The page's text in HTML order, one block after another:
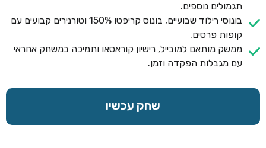
תגמולים נוספים.
בונוסי רילוד שבועיים, בונוס קריפטו 150% וטורנירים קבועים עם
קופות פרסים.
ממשק מותאם למובייל, רישיון קוראסאו ותמיכה במשחק אחראי
עם מגבלות הפקדה וזמן.
שחק עכשיו